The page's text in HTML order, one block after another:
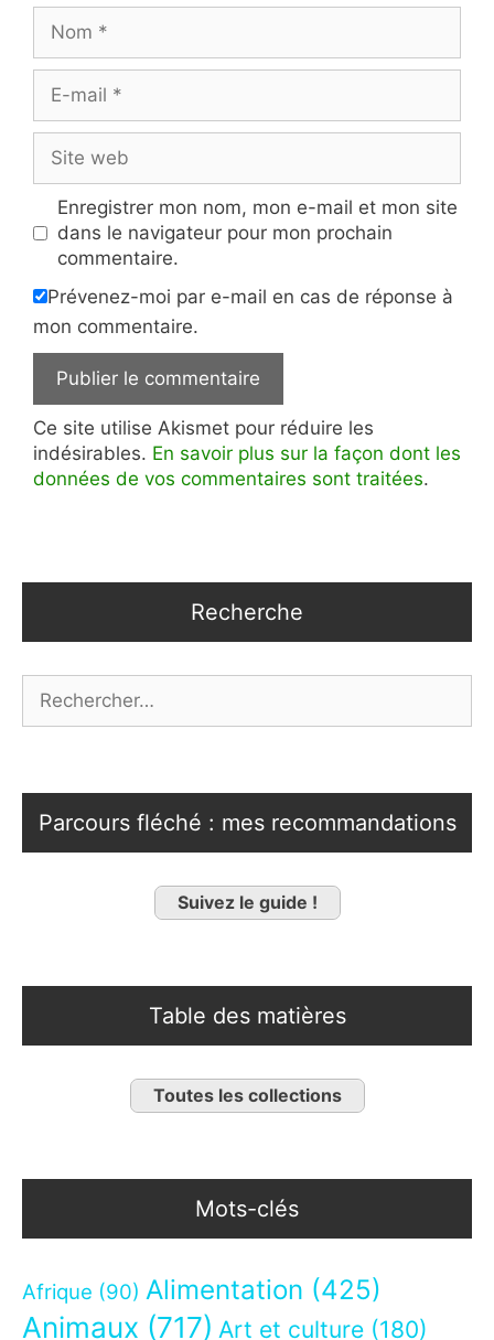
mail
web
Enregistrer mon nom, mon e-mail et mon site
dans le navigateur pour mon prochain
commentaire.
Prévenez-moi par e-mail en cas de réponse à
mon commentaire.
Ce site utilise Akismet pour réduire les
indésirables. En savoir plus sur la façon dont les
données de vos commentaires sont traitées.
Recherche
Parcours fléché : mes recommandations
Suivez le guide !
Table des matières
Toutes les collections
Mots-clés
Afrique (90) Alimentation (425)
Animaux (717) Art et culture (180)